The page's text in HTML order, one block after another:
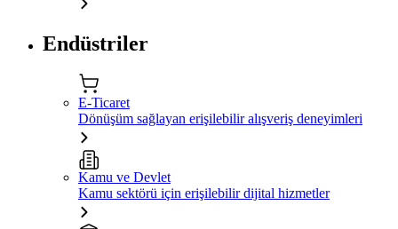
Endüstriler
E-Ticaret
Dönüşüm sağlayan erişilebilir alışveriş deneyimleri
Kamu ve Devlet
Kamu sektörü için erişilebilir dijital hizmetler